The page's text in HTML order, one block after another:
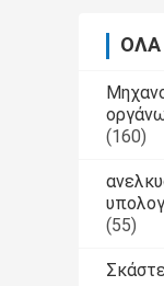
ΌΛΑ
(160)
(55)